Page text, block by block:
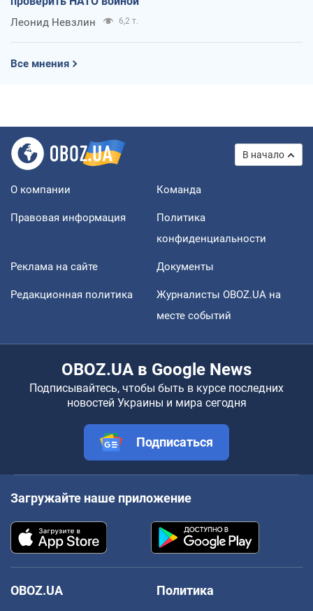
Леонид Невзлин 6,2 т.
Все мнения
В начало
О компании Команда
Правовая информация
Политика
конфиденциальности
Реклама на сайте Документы
Редакционная политика
Журналисты OBOZ.UA на
месте событий
OBOZ.UA в Google News
Подписывайтесь, чтобы быть в курсе последних
новостей Украины и мира сегодня
Подписаться
Загружайте наше приложение
OBOZ.UA
Политика